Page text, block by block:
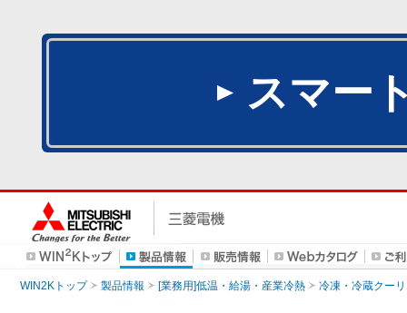
スマー
WIN2Kトップ 製品情報 [業務用]低温・給湯・産業冷熱 冷凍・冷蔵クー